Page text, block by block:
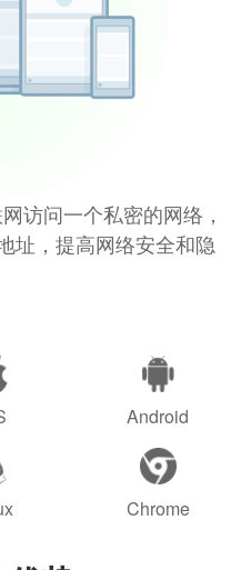
访问一个私密的网络，
址，提高网络安全和隐
Android
Chrome